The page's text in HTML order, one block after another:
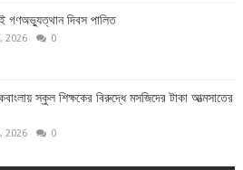
গণঅভ্যুত্থান দিবস পালিত
2026 0
স্কুল শিক্ষকের বিরুদ্ধে মসজিদের টাকা আত্মসাতের
2026 0